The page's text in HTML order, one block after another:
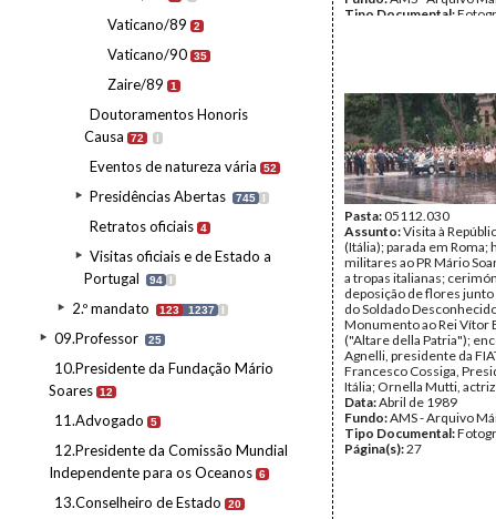
Vaticano/89 2
Vaticano/90 35
Zaire/89 1
Doutoramentos Honoris
Causa
72 I
Eventos de natureza vária 52
Presidências Abertas 745 I
Retratos oficiais 4
Visitas oficiais e de Estado a
Portugal
94 I
2.º mandato 123 1237 I
09.Professor 25
10.Presidente da Fundação Mário
Soares 12
11.Advogado 5
12.Presidente da Comissão Mundial
Independente para os Oceanos 6
13.Conselheiro de Estado 20
Tipo Documental:
Pasta:05112.030
Assunto:Visita à
(Itália); parada em Roma;
militares ao PR Mário
a tropas italianas;
deposição de flores
do Soldado
Monumento ao Rei Vítor
("Altare della Patria");
Agnelli, presidente da
Francesco Cossiga,
Itália; Ornella Mutti,
Data:Abril de 1989
Fundo:AMS - Arquivo
Tipo Documental:
Página(s):27